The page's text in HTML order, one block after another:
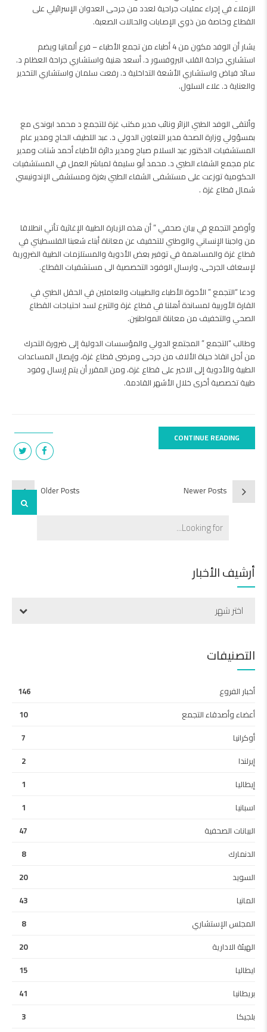
الزملاء في إجراء عمليات جراحية لعدد من جرحى العدوان الإسرائيلي على
القطاع وخاصة من ذوي الإصابات والحالات الصعبة.
يشار أن الوفد مكون من 4 أطباء من تجمع الأطباء – فرع ألمانيا ويضم
استشاري جراحة القلب البروفسور د. أسعد هنية واستشاري جراحة العظام د.
سائد فياض واستشاري الأشعة التداخلية د. رفعت سلمان واستشاري التخدير
والعناية د. علاء السلول.
وألتقى الوفد الطبي الزائر ونائب مدير مكتب غزة للتجمع د محمد ابوندى مع
بمسؤولي وزارة الصحة مدير التعاون الدولي د. عبد اللطيف الحاج ومدير عام
المستشفيات الدكتور عبد السلام صباح ومدير دائرة الأطباء أحمد شتات ومدير
عام مجمع الشفاء الطبي د. محمد أبو سليمة لمباشر العمل في المستشفيات
الحكومية توزعت على مستشفى الشفاء الطبي بغزة ومستشفى الإندونيسي
شمال قطاع غزة .
وأوضح التجمع في بيان صحفي ” أن هذه الزيارة الطبية الإغاثية تأتي انطلاقا
من واجبنا الإنساني والوطني للتخفيف عن معاناة أبناء شعبنا الفلسطيني في
قطاع غزة والمساهمة في توفير بعض الأدوية والمستلزمات الطبية الضرورية
لإسعاف الجرحى، وارسال الوفود التخصصية الى مستشفيات القطاع.
ودعا “التجمع ” الأخوة الأطباء والطبيبات والعاملين في الحقل الطبي في
القارة الأوربية لمساندة أهلنا في قطاع غزة والتبرع لسد احتياجات القطاع
الصحي والتخفيف من معاناة المواطنين.
وطالب “التجمع ” المجتمع الدولي والمؤسسات الدولية إلى ضرورة التحرك
من أجل انقاذ حياة الألاف من جرحى ومرضى قطاع غزة، وإيصال المساعدات
الطبية والأدوية إلى الاخير على قطاع غزة، ومن المقرر أن يتم إرسال وفود
طبية تخصصية أخرى خلال الأشهر القادمة.
CONTINUE READING
Newer Posts
Older Posts
أرشيف الأخبار
اختر شهر
التصنيفات
أخبار الفروع
146
أعضاء وأصدقاء التجمع
10
أوكرانيا
7
إيرلندا
2
إيطاليا
1
اسبانيا
1
البيانات الصحفية
47
الدنمارك
8
السويد
20
المانيا
43
المجلس الإستشاري
8
الهيئة الادارية
20
ايطاليا
15
بريطانيا
41
بلجيكا
3